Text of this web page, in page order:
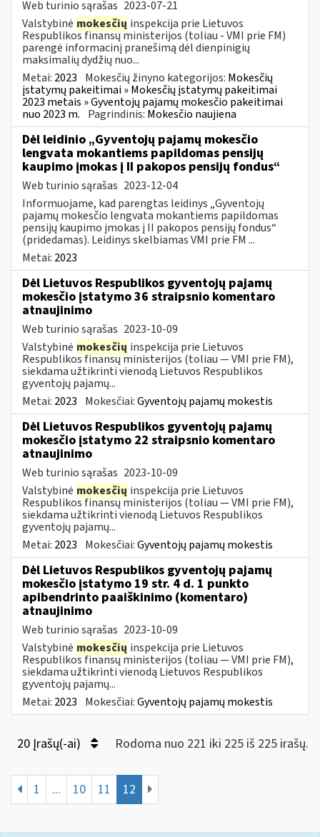
Web turinio sąrašas 2023-07-21
Valstybinė mokesčių inspekcija prie Lietuvos
Respublikos finansų ministerijos (toliau - VMI prie FM)
parengė informacinį pranešimą dėl dienpinigių
maksimalių dydžių nuo...
Metai: 2023 Mokesčių žinyno kategorijos: Mokesčių
įstatymų pakeitimai » Mokesčių įstatymų pakeitimai
2023 metais » Gyventojų pajamų mokesčio pakeitimai
nuo 2023 m. Pagrindinis: Mokesčio naujiena
Dėl leidinio „Gyventojų pajamų mokesčio
lengvata mokantiems papildomas pensijų
kaupimo įmokas į II pakopos pensijų fondus“
Web turinio sąrašas 2023-12-04
Informuojame, kad parengtas leidinys „Gyventojų
pajamų mokesčio lengvata mokantiems papildomas
pensijų kaupimo įmokas į II pakopos pensijų fondus“
(pridedamas). Leidinys skelbiamas VMI prie FM ...
Metai: 2023
Dėl Lietuvos Respublikos gyventojų pajamų
mokesčio įstatymo 36 straipsnio komentaro
atnaujinimo
Web turinio sąrašas 2023-10-09
Valstybinė mokesčių inspekcija prie Lietuvos
Respublikos finansų ministerijos (toliau — VMI prie FM),
siekdama užtikrinti vienodą Lietuvos Respublikos
gyventojų pajamų...
Metai: 2023 Mokesčiai:Gyventojų pajamų mokestis
Dėl Lietuvos Respublikos gyventojų pajamų
mokesčio įstatymo 22 straipsnio komentaro
atnaujinimo
Web turinio sąrašas 2023-10-09
Valstybinė mokesčių inspekcija prie Lietuvos
Respublikos finansų ministerijos (toliau — VMI prie FM),
siekdama užtikrinti vienodą Lietuvos Respublikos
gyventojų pajamų...
Metai: 2023 Mokesčiai:Gyventojų pajamų mokestis
Dėl Lietuvos Respublikos gyventojų pajamų
mokesčio įstatymo 19 str. 4 d. 1 punkto
apibendrinto paaiškinimo (komentaro)
atnaujinimo
Web turinio sąrašas 2023-10-09
Valstybinė mokesčių inspekcija prie Lietuvos
Respublikos finansų ministerijos (toliau — VMI prie FM),
siekdama užtikrinti vienodą Lietuvos Respublikos
gyventojų pajamų...
Metai: 2023 Mokesčiai:Gyventojų pajamų mokestis
20 Įrašų(-ai) Rodoma nuo 221 iki 225 iš 225 irašų.
1 ... 10 11 12